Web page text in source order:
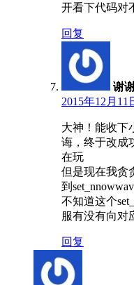
开看下代码对
回复
谢
2015年12月11
大神！能收下
诲，终于改
在玩
但是现在我
到
不知道这个
服有没有向对
回复